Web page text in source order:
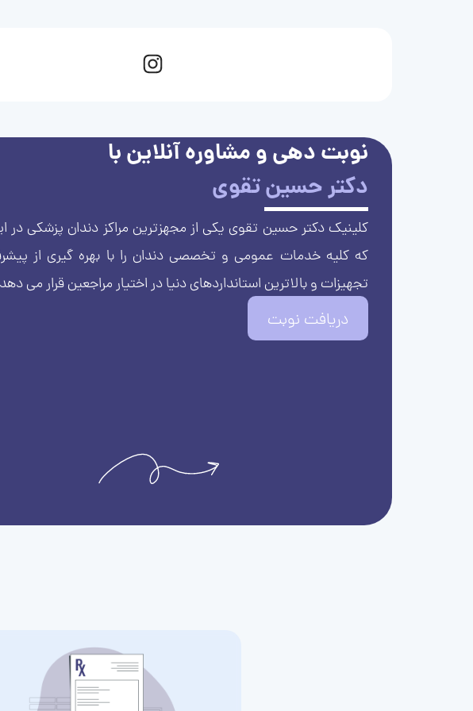
نوبت دهی و مشاوره آنلاین با
دکتر حسین تقوی
کلینیک دکتر حسین تقوی یکی از مجهزترین مراکز دندان پزشکی در
که کلیه خدمات عمومی و تخصصی دندان را با بهره گیری از
تجهیزات و بالاترین استانداردهای دنیا در اختیار مراجعین قرار می دهد.
دریافت نوبت